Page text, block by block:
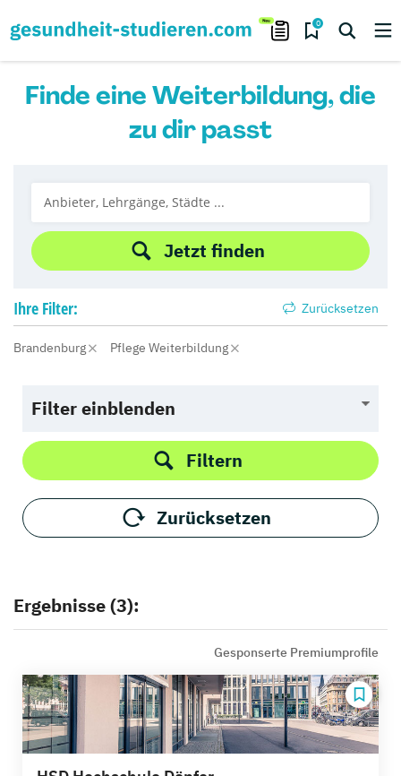
0
Finde eine Weiterbildung, die
zu dir passt
Jetzt finden
Ihre Filter: Zurücksetzen
Brandenburg Pflege Weiterbildung
Filter einblenden
Filtern
Zurücksetzen
Ergebnisse (3):
Gesponserte Premiumprofile